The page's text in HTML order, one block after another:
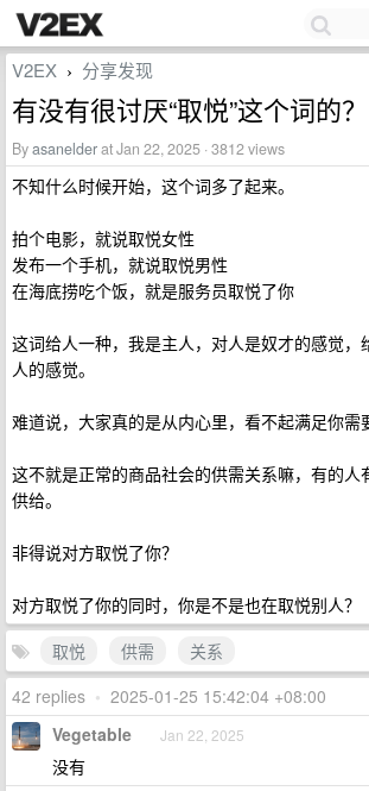
V2EX › 分享发现
有没有很讨厌“取悦”这个词的？
Byasanelderat Jan 22, 2025 · 3812 views
不知什么时候开始，这个词多了起来。
拍个电影，就说取悦女性
发布一个手机，就说取悦男性
在海底捞吃个饭，就是服务员取悦了你
这词给人一种，我是主人，对人是奴才的感觉，
人的感觉。
难道说，大家真的是从内心里，看不起满足你需
这不就是正常的商品社会的供需关系嘛，有的人
供给。
非得说对方取悦了你？
对方取悦了你的同时，你是不是也在取悦别人？
取悦
供需
关系
42 replies • 2025-01-25 15:42:04 +08:00
Vegetable Jan 22, 2025
没有